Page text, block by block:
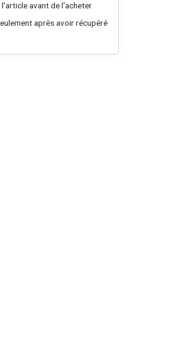
avant de l'acheter
après avoir récupéré